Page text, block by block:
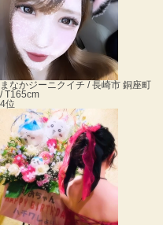
まなかジーニクイチ / 長崎市 銅座町
/ T165cm
4位